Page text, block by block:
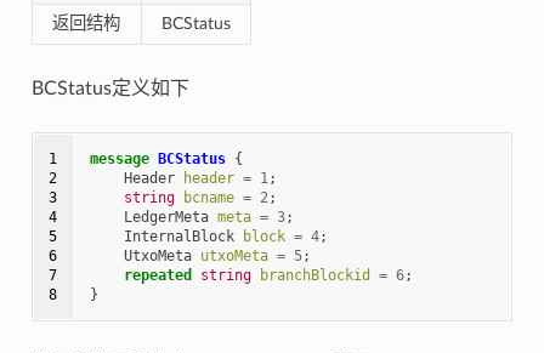
返回结构 BCStatus
BCStatus定义如下
1
2
3
4
5
6
7
8
message BCStatus {
Header
header = 1;
string
bcname = 2;
LedgerMeta meta = 3;
InternalBlock
block = 4;
UtxoMeta utxoMeta = 5;
repeated
string branchBlockid = 6;
}